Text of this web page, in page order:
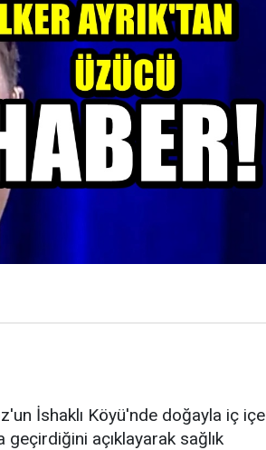
İshaklı Köyü'nde doğayla iç içe
açıklayarak sağlık